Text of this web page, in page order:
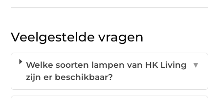
Veelgestelde vragen
Welke soorten lampen van HK Living
zijn er beschikbaar?
▼